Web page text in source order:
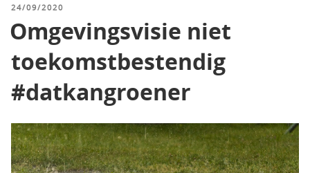
GEPLAATST
24/09/2020
Omgevingsvisie niet
toekomstbestendig
#datkangroener